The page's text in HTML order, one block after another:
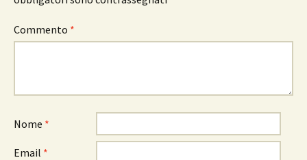
Commento *
Nome *
Email *